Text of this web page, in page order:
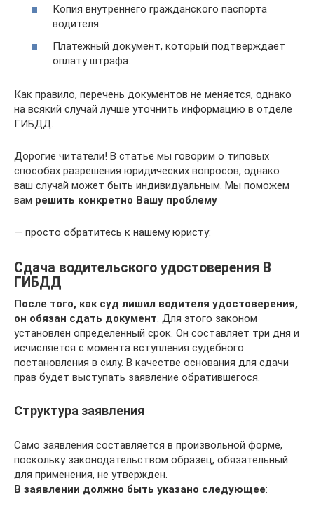
Копия внутреннего гражданского паспорта
водителя.
Платежный документ, который подтверждает
оплату штрафа.
Как правило, перечень документов не меняется, однако
на всякий случай лучше уточнить информацию в отделе
ГИБДД.
Дорогие читатели! В статье мы говорим о типовых
способах разрешения юридических вопросов, однако
ваш случай может быть индивидуальным. Мы поможем
вам решить конкретно Вашу проблему
— просто обратитесь к нашему юристу:
Сдача водительского удостоверения В
ГИБДД
После того, как суд лишил водителя удостоверения,
он обязан сдать документ . Для этого законом
установлен определенный срок. Он составляет три дня и
исчисляется с момента вступления судебного
постановления в силу. В качестве основания для сдачи
прав будет выступать заявление обратившегося.
Структура заявления
Само заявления составляется в произвольной форме,
поскольку законодательством образец, обязательный
для применения, не утвержден.
В заявлении должно быть указано следующее: